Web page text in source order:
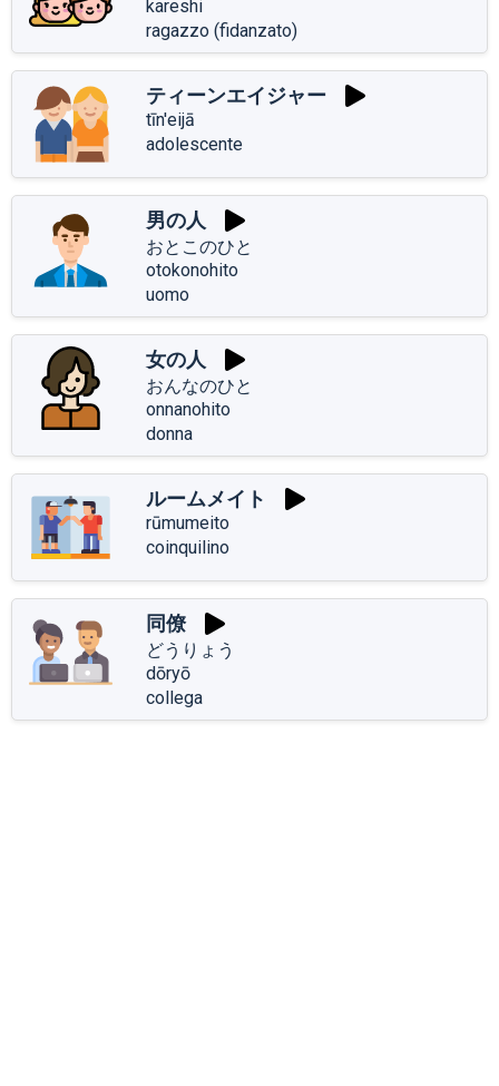
kareshi
ragazzo (fidanzato)
ティーンエイジャー
tīn'eijā
adolescente
男の人
おとこのひと
otokonohito
uomo
女の人
おんなのひと
onnanohito
donna
ルームメイト
rūmumeito
coinquilino
同僚
どうりょう
dōryō
collega